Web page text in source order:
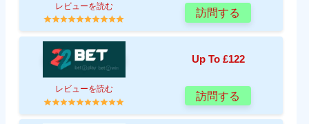
レビューを読む
訪問する
Up To £122
レビューを読む
訪問する